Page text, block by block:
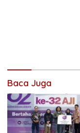
Baca Juga